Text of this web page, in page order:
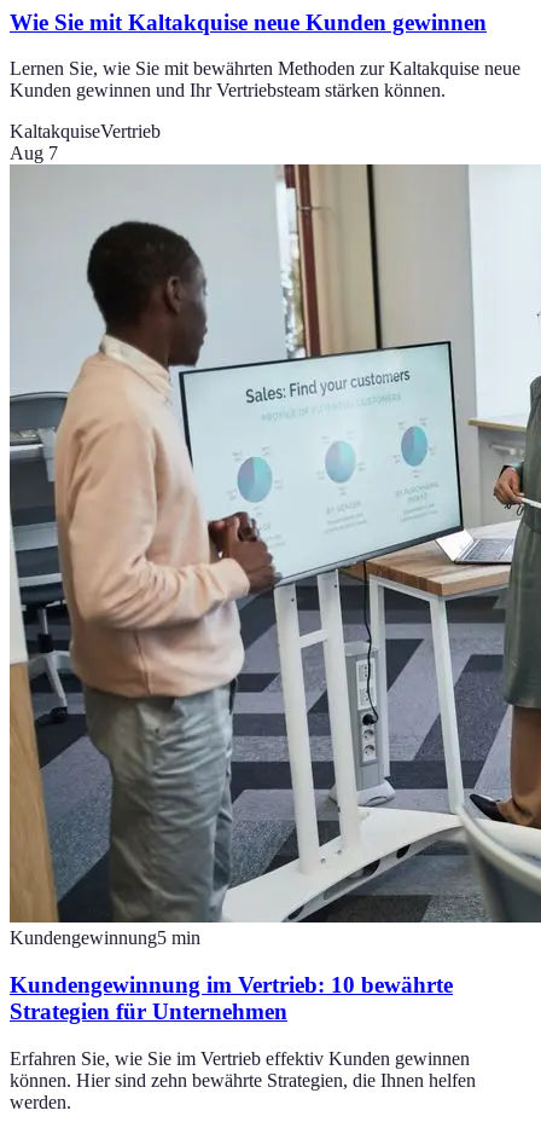
Wie Sie mit Kaltakquise neue Kunden gewinnen
Lernen Sie, wie Sie mit bewährten Methoden zur Kaltakquise neue
Kunden gewinnen und Ihr Vertriebsteam stärken können.
KaltakquiseVertrieb
Aug 7
Kundengewinnung5 min
Kundengewinnung im Vertrieb: 10 bewährte
Strategien für Unternehmen
Erfahren Sie, wie Sie im Vertrieb effektiv Kunden gewinnen
können. Hier sind zehn bewährte Strategien, die Ihnen helfen
werden.